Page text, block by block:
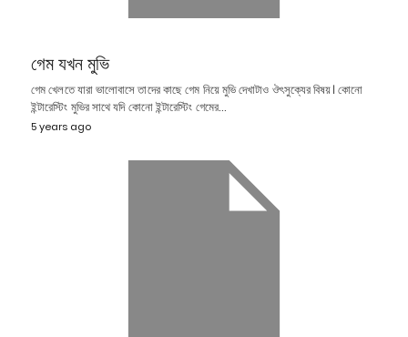
গেম যখন মুভি
গেম খেলতে যারা ভালোবাসে তাদের কাছে গেম নিয়ে মুভি দেখাটাও ঔৎসুক্যের বিষয়। কোনো
ইন্টারেস্টিং মুভির সাথে যদি কোনো ইন্টারেস্টিং গেমের…
5 years ago